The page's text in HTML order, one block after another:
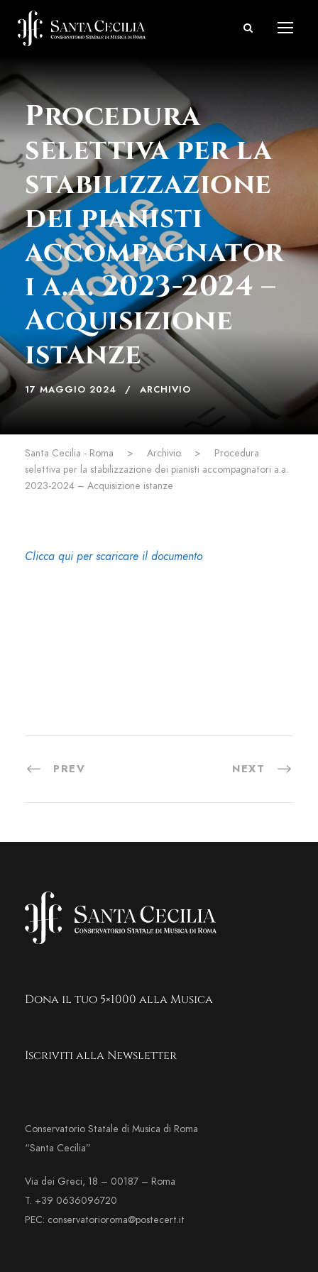
Procedura
selettiva per la
stabilizzazione
dei pianisti
accompagnator
i a.a. 2023-2024 –
Acquisizione
istanze
17 MAGGIO 2024 ARCHIVIO
Santa Cecilia - Roma > Archivio >
Procedura
selettiva per la stabilizzazione dei pianisti accompagnatori a.a.
2023-2024 – Acquisizione istanze
Clicca qui per scaricare il documento
PREV NEXT
Dona il tuo 5×1000 alla Musica
Iscriviti alla Newsletter
Conservatorio Statale di Musica di Roma
“Santa Cecilia”
Via dei Greci, 18 – 00187 – Roma
T. +39 0636096720
PEC: conservatorioroma@postecert.it